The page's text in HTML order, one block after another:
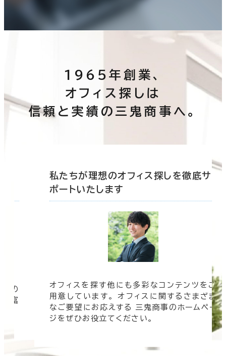
1965年創業、
オフィス探しは
信頼と実績の三鬼商事へ。
の
豊富
私たちが理想のオフィス探しを徹底サ
ポートいたします
オフィスを探す他にも多彩なコンテンツをご
用意しています。 オフィスに関するさまざま
なご要望にお応えする 三鬼商事のホームペー
ジをぜひお役立てください。